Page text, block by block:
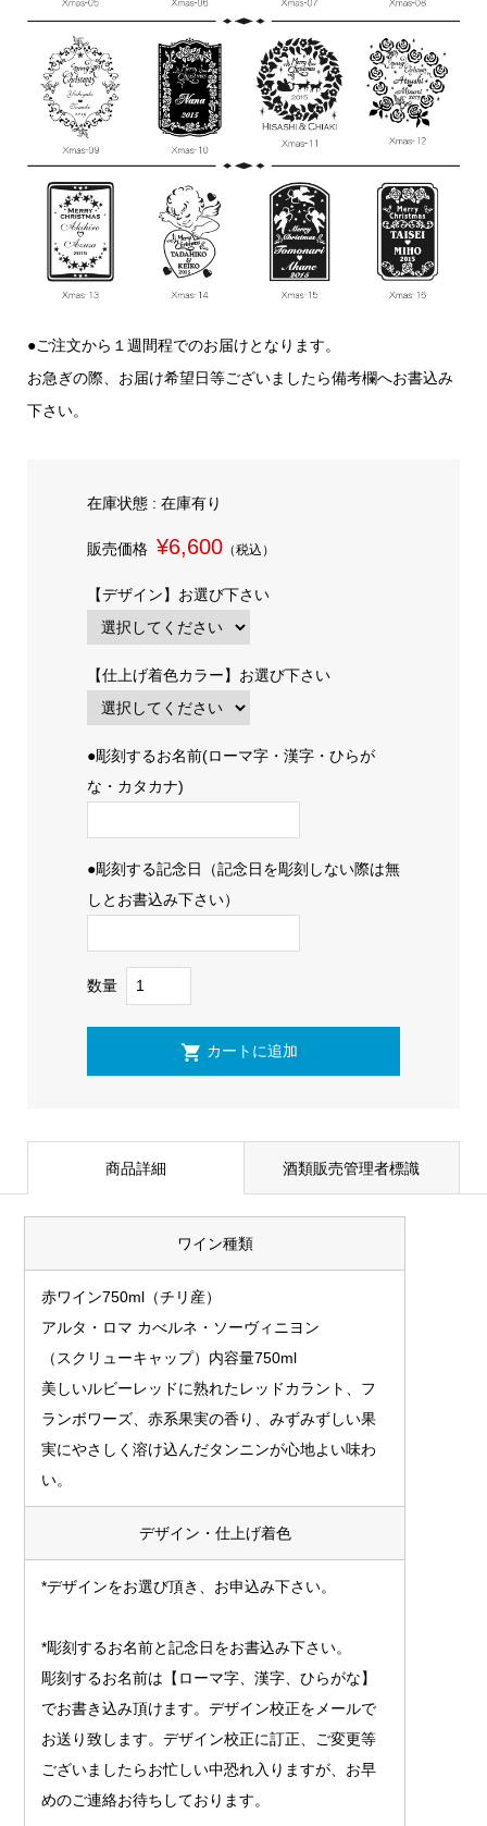
●ご注文から１週間程でのお届けとなります。
お急ぎの際、お届け希望日等ございましたら備考欄へお書込み
下さい。
在庫状態 : 在庫有り
販売価格 ¥6,600（税込）
【デザイン】お選び下さい
【仕上げ着色カラー】お選び下さい
●彫刻するお名前(ローマ字・漢字・ひらが
な・カタカナ)
●彫刻する記念日（記念日を彫刻しない際は無
しとお書込み下さい）
数量
商品詳細 酒類販売管理者標識
ワイン種類
赤ワイン750ml（チリ産）
アルタ・ロマ カべルネ・ソーヴィニヨン
（スクリューキャップ）内容量750ml
美しいルビーレッドに熟れたレッドカラント、フ
ランボワーズ、赤系果実の香り、みずみずしい果
実にやさしく溶け込んだタンニンが心地よい味わ
い。
デザイン・仕上げ着色
*デザインをお選び頂き、お申込み下さい。
*彫刻するお名前と記念日をお書込み下さい。
彫刻するお名前は【ローマ字、漢字、ひらがな】
でお書き込み頂けます。デザイン校正をメールで
お送り致します。デザイン校正に訂正、ご変更等
ございましたらお忙しい中恐れ入りますが、お早
めのご連絡お待ちしております。